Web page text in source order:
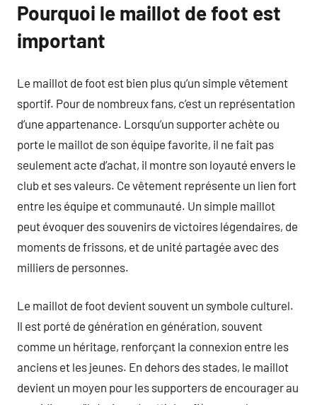
Pourquoi le maillot de foot est
important
Le maillot de foot est bien plus qu’un simple vêtement
sportif. Pour de nombreux fans, c’est un représentation
d’une appartenance. Lorsqu’un supporter achète ou
porte le maillot de son équipe favorite, il ne fait pas
seulement acte d’achat, il montre son loyauté envers le
club et ses valeurs. Ce vêtement représente un lien fort
entre les équipe et communauté. Un simple maillot
peut évoquer des souvenirs de victoires légendaires, de
moments de frissons, et de unité partagée avec des
milliers de personnes.
Le maillot de foot devient souvent un symbole culturel.
Il est porté de génération en génération, souvent
comme un héritage, renforçant la connexion entre les
anciens et les jeunes. En dehors des stades, le maillot
devient un moyen pour les supporters de encourager au